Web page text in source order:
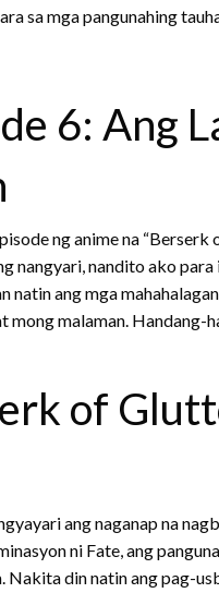
sa mga pangunahing
6: Ang
ng anime na
nangyari, nandito ako
natin ang mga
malaman. Handang-
of
ang naganap na
ni Fate, ang
Nakita din natin ang pag-